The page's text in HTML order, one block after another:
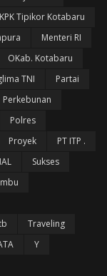
KPK Tipikor Kotabaru
Menteri RI
OKab. Kotabaru
TNI
Partai
Perkebunan
Polres
Proyek
PT ITP .
Sukses
Traveling
Y